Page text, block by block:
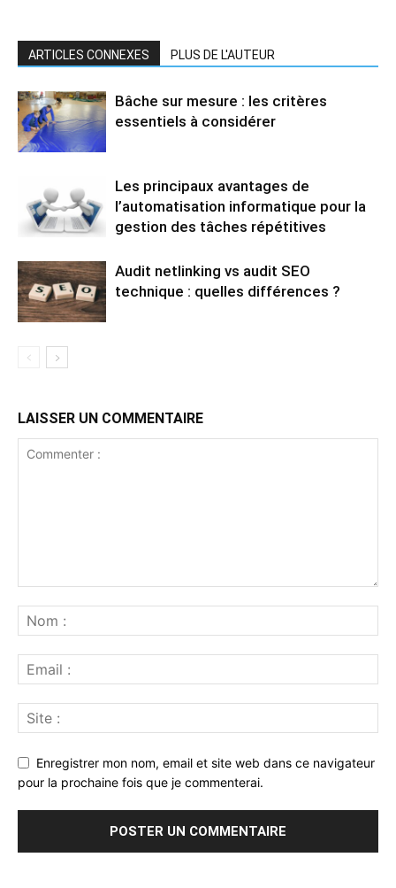
ARTICLES CONNEXES PLUS DE L'AUTEUR
Bâche sur mesure : les critères
essentiels à considérer
Les principaux avantages de
l’automatisation informatique pour la
gestion des tâches répétitives
Audit netlinking vs audit SEO
technique : quelles différences ?
LAISSER UN COMMENTAIRE
Enregistrer mon nom, email et site web dans ce navigateur
pour la prochaine fois que je commenterai.